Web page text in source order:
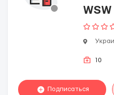
10
Подписаться